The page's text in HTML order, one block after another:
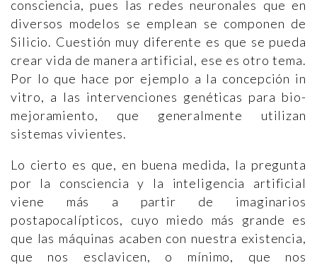
consciencia, pues las redes neuronales que en
diversos modelos se emplean se componen de
Silicio. Cuestión muy diferente es que se pueda
crear vida de manera artificial, ese es otro tema.
Por lo que hace por ejemplo a la concepción in
vitro, a las intervenciones genéticas para bio-
mejoramiento, que generalmente utilizan
sistemas vivientes.
Lo cierto es que, en buena medida, la pregunta
por la consciencia y la inteligencia artificial
viene más a partir de imaginarios
postapocalípticos, cuyo miedo más grande es
que las máquinas acaben con nuestra existencia,
que nos esclavicen, o mínimo, que nos